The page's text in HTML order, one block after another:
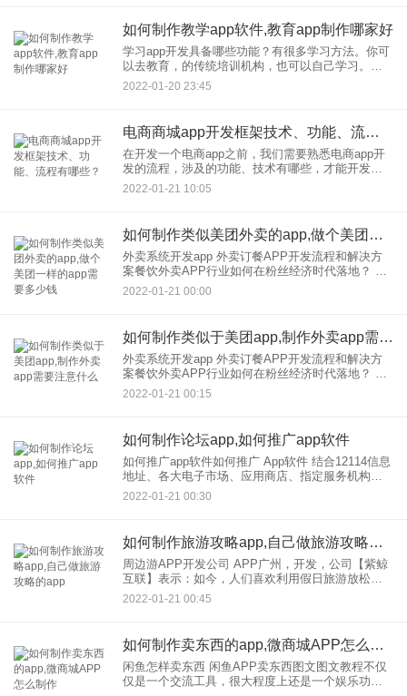
如何制作教学app软件,教育app制作哪家好
学习app开发具备哪些功能？有很多学习方法。你可
以去教育，的传统培训机构，也可以自己学习。在
线学习app开发是一个在线教育平台。随着移动互联
网的发展，许多人喜欢在线获取知识和接收信息。
2022-01-20 23:45
电商商城app开发框架技术、功能、流程有哪些？
在开发一个电商app之前，我们需要熟悉电商app开
发的流程，涉及的功能、技术有哪些，才能开发出
一款成熟稳定的电商app系统，下面，就介绍一下目
前网上电商平台开发需要掌握的相关知识。
2022-01-21 10:05
如何制作类似美团外卖的app,做个美团一样的app需要多少钱
外卖系统开发app 外卖订餐APP开发流程和解决方
案餐饮外卖APP行业如何在粉丝经济时代落地？ 二
三线城市留在开发的范围还是很大的。官方称美
团、饿了么等平台。开始注重加紧向二三线城市渗
2022-01-21 00:00
如何制作类似于美团app,制作外卖app需要注意什么
外卖系统开发app 外卖订餐APP开发流程和解决方
案餐饮外卖APP行业如何在粉丝经济时代落地？ 二
三线城市留在开发的范围还是很大的。官方称美
团、饿了么等平台。开始注重加紧向二三线城市渗
2022-01-21 00:15
如何制作论坛app,如何推广app软件
如何推广app软件如何推广 App软件 结合12114信息
地址、各大电子市场、应用商店、指定服务机构等
各类优质推广资源以及“下载指南”等多渠道线下推广
媒体，尚易公司为客户量身定制了定制完善的app
2022-01-21 00:30
如何制作旅游攻略app,自己做旅游攻略的app
周边游APP开发公司 APP广州，开发，公司【紫鲸
互联】表示：如今，人们喜欢利用假日旅游放松身
心，但毕竟长假很少，所以城市周边的短途假日旅
游逐渐成为一种新的旅游趋势。正因如此，APP在
2022-01-21 00:45
如何制作卖东西的app,微商城APP怎么制作
闲鱼怎样卖东西 闲鱼APP卖东西图文图文教程不仅
仅是一个交流工具，很大程度上还是一个娱乐功